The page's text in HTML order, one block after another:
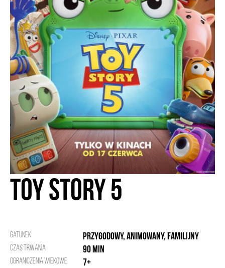
Toy Story 5
Gatunek Przygodowy, Animowany, Familijny
Czas trwania 90 min
Ograniczenia wiekowe 7+